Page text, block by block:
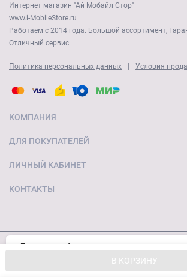
В КОРЗИНУ
Интернет магазин "Ай Мобайл Стор"
www.i-MobileStore.ru
Работаем с 2014 года. Большой ассортимент,
Отличный сервис.
Политика персональных данных | Условия
КОМПАНИЯ
ДЛЯ ПОКУПАТЕЛЕЙ
ЛИЧНЫЙ КАБИНЕТ
КОНТАКТЫ
Пользуясь сайтом, вы соглашаетесь с